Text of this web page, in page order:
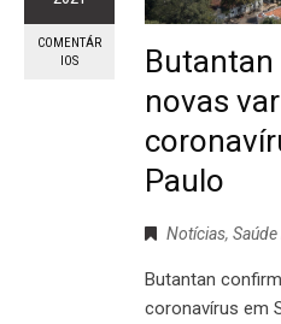
COMENTÁR
IOS
novas
Paulo
Notícias,
Butantan
coronavírus em